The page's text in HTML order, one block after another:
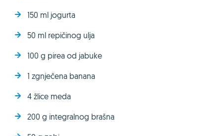
150 ml jogurta
50 ml repičinog ulja
100 g pirea od jabuke
1 zgnječena banana
4 žlice meda
200 g integralnog brašna